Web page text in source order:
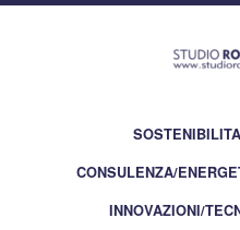
CONSULENZA/
INNOVAZIONI/